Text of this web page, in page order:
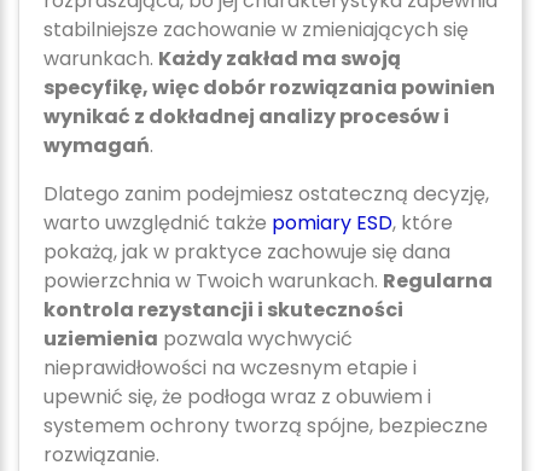
stabilniejsze zachowanie w zmieniających się
warunkach. Każdy zakład ma swoją
specyfikę, więc dobór rozwiązania powinien
wynikać z dokładnej analizy procesów i
wymagań.
Dlatego zanim podejmiesz ostateczną decyzję,
warto uwzględnić także pomiary ESD, które
pokażą, jak w praktyce zachowuje się dana
powierzchnia w Twoich warunkach. Regularna
kontrola rezystancji i skuteczności
uziemienia pozwala wychwycić
nieprawidłowości na wczesnym etapie i
upewnić się, że podłoga wraz z obuwiem i
systemem ochrony tworzą spójne, bezpieczne
rozwiązanie.